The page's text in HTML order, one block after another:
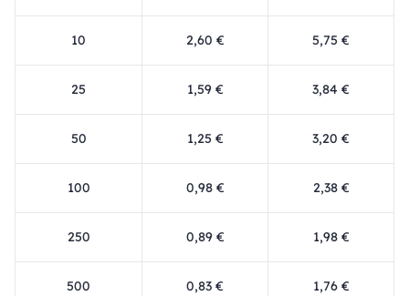
10 2,60 € 5,75 €
25 1,59 € 3,84 €
50 1,25 € 3,20 €
100 0,98 € 2,38 €
250 0,89 € 1,98 €
500 0,83 € 1,76 €